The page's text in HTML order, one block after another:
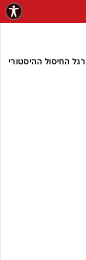
החיסול ההיסטורי